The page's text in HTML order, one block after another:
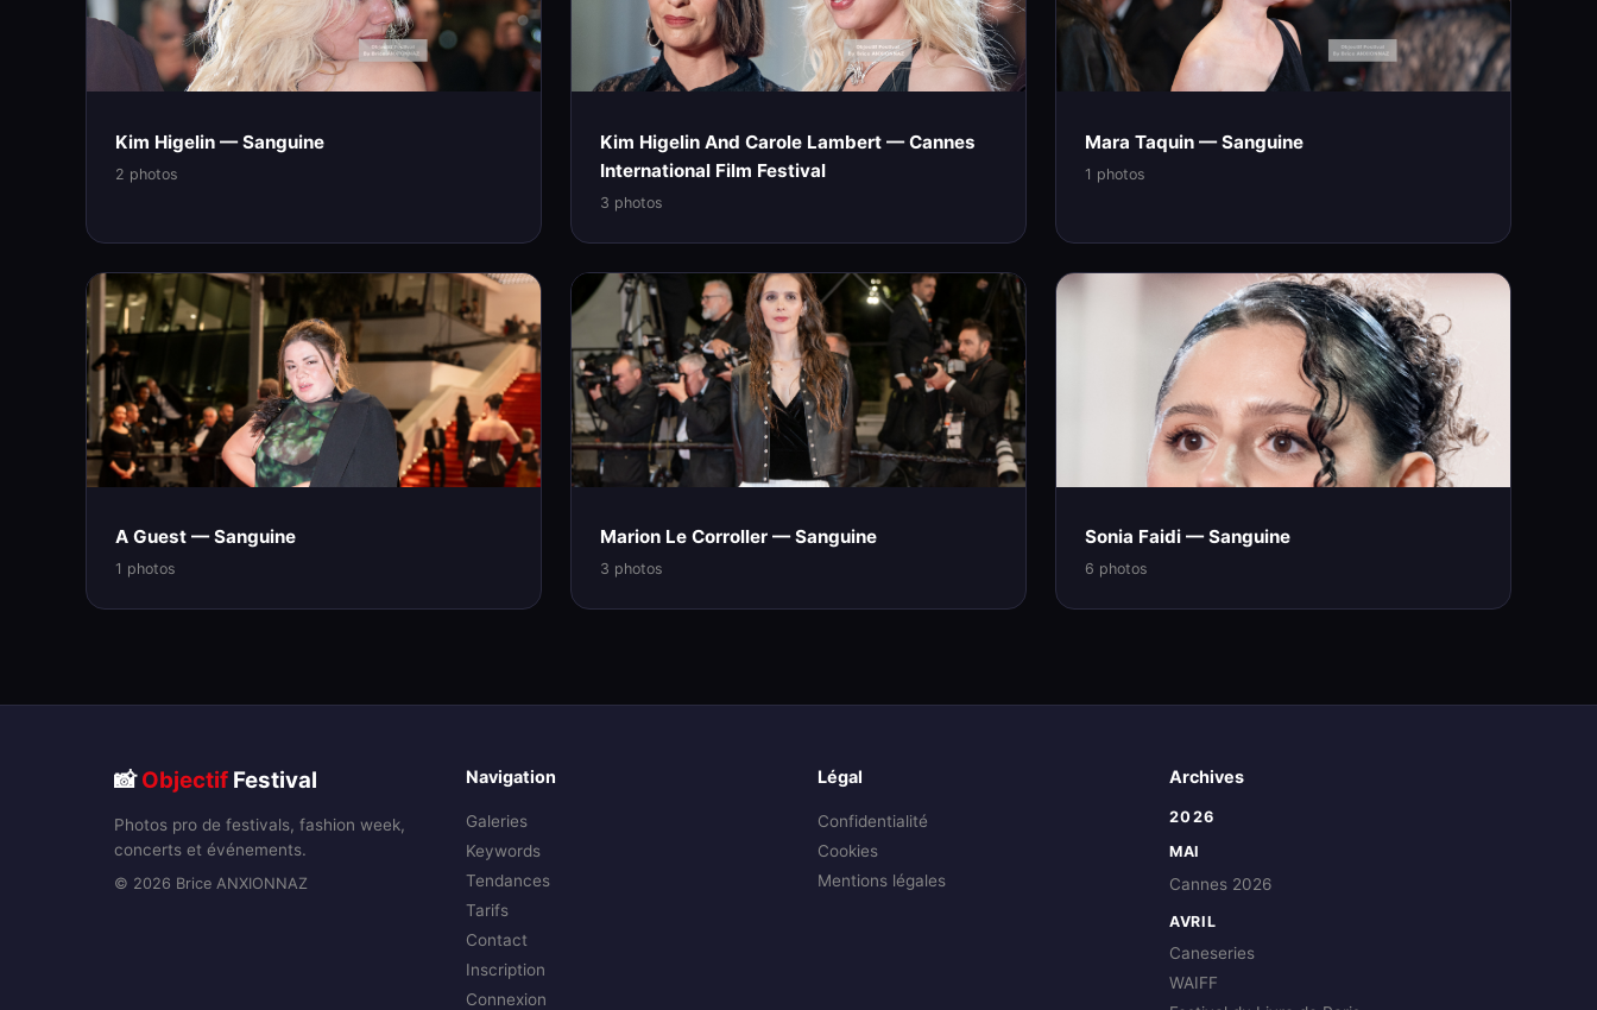
Kim Higelin — Sanguine
2 photos
Kim Higelin And Carole Lambert — Cannes
International Film Festival
3 photos
Mara Taquin — Sanguine
1 photos
A Guest — Sanguine
1 photos
Marion Le Corroller — Sanguine
3 photos
Sonia Faidi — Sanguine
6 photos
📸Objectif Festival
Photos pro de festivals, fashion week,
concerts et événements.
© 2026 Brice ANXIONNAZ
Navigation
Galeries
Keywords
Tendances
Tarifs
Contact
Inscription
Connexion
Légal
Confidentialité
Cookies
Mentions légales
Archives
2026
MAI
Cannes 2026
AVRIL
Caneseries
WAIFF